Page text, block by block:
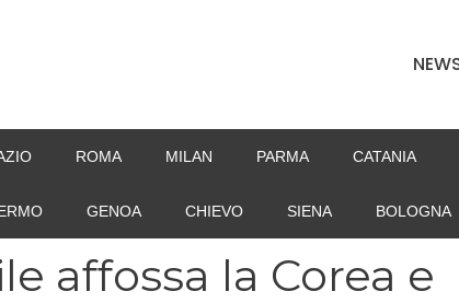
ROMA MILAN PARMA CATANIA
GENOA CHIEVO SIENA BOLOGNA
affossa la Corea e